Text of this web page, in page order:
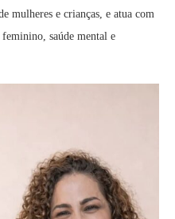
mulheres e crianças, e atua com
saúde mental e